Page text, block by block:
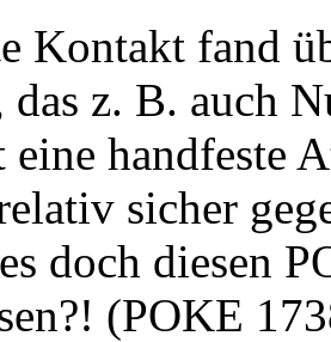
Kontakt fand
das z. B. auch
handfeste
sicher
doch diesen
(POKE